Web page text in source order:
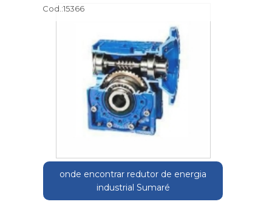
Cod.:15366
onde encontrar redutor de energia
industrial Sumaré